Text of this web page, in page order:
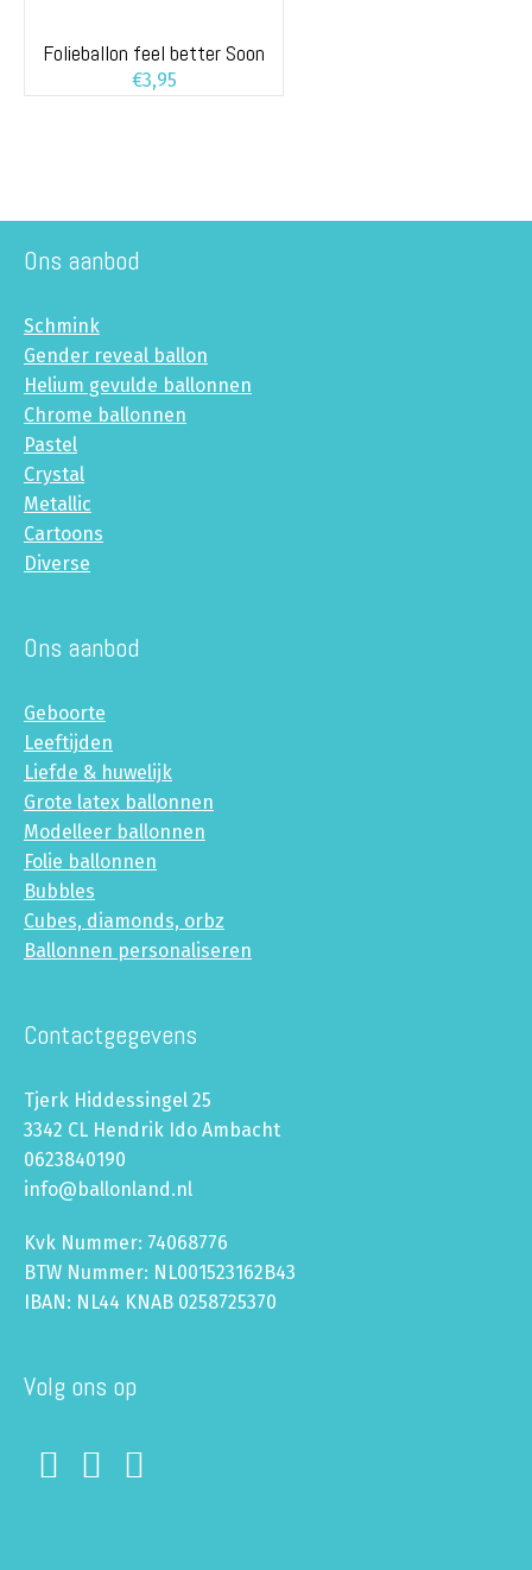
Folieballon feel better Soon
€3,95
Ons aanbod
Schmink
Gender reveal ballon
Helium gevulde ballonnen
Chrome ballonnen
Pastel
Crystal
Metallic
Cartoons
Diverse
Ons aanbod
Geboorte
Leeftijden
Liefde & huwelijk
Grote latex ballonnen
Modelleer ballonnen
Folie ballonnen
Bubbles
Cubes, diamonds, orbz
Ballonnen personaliseren
Contactgegevens
Tjerk Hiddessingel 25
3342 CL Hendrik Ido Ambacht
0623840190
info@ballonland.nl
Kvk Nummer: 74068776
BTW Nummer: NL001523162B43
IBAN: NL44 KNAB 0258725370
Volg ons op